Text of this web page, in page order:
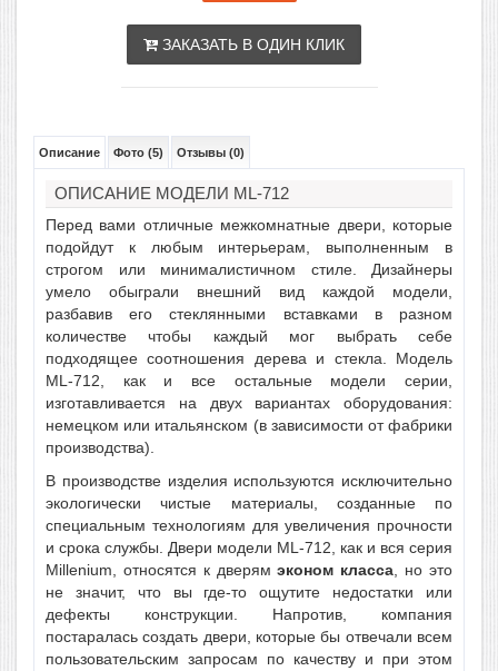
ЗАКАЗАТЬ В ОДИН КЛИК
Описание Фото (5) Отзывы (0)
ОПИСАНИЕ МОДЕЛИ ML-712
Перед вами отличные межкомнатные двери, которые
подойдут к любым интерьерам, выполненным в
строгом или минималистичном стиле. Дизайнеры
умело обыграли внешний вид каждой модели,
разбавив его стеклянными вставками в разном
количестве чтобы каждый мог выбрать себе
подходящее соотношения дерева и стекла. Модель
ML-712, как и все остальные модели серии,
изготавливается на двух вариантах оборудования:
немецком или итальянском (в зависимости от фабрики
производства).
В производстве изделия используются исключительно
экологически чистые материалы, созданные по
специальным технологиям для увеличения прочности
и срока службы. Двери модели ML-712, как и вся серия
Millenium, относятся к дверямэконом класса , но это
не значит, что вы где-то ощутите недостатки или
дефекты конструкции. Напротив, компания
постаралась создать двери, которые бы отвечали всем
пользовательским запросам по качеству и при этом